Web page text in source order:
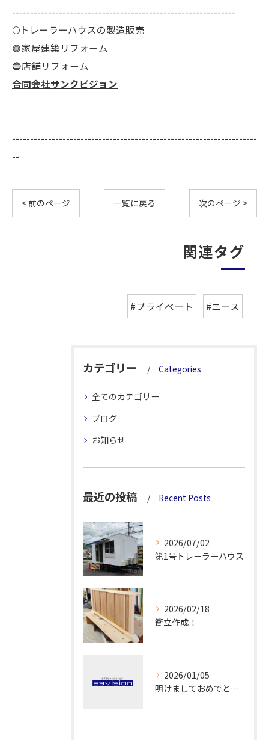
--------------------------------------------------------------
🌕️トレーラーハウスの製造販売
🟢家屋建築リフォーム
🔵店舗リフォーム
合同会社サンクビジョン
--------------------------------------------------------------------
--
< 前のページ 一覧に戻る 次のページ >
関連タグ
#プライベート #ニース
カテゴリー Categories
全てのカテゴリー
ブログ
お知らせ
最近の投稿 Recent Posts
2026/07/02
第1号トレーラーハウス
2026/02/18
衝立作成！
2026/01/05
明けましておめでとうございます！